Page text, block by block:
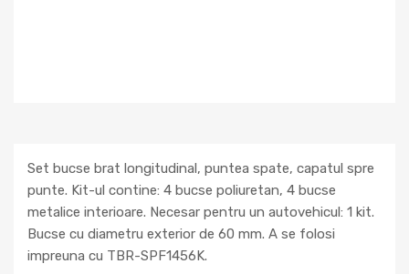
Set bucse brat longitudinal, puntea spate, capatul spre
punte. Kit-ul contine: 4 bucse poliuretan, 4 bucse
metalice interioare. Necesar pentru un autovehicul: 1 kit.
Bucse cu diametru exterior de 60 mm. A se folosi
impreuna cu TBR-SPF1456K.